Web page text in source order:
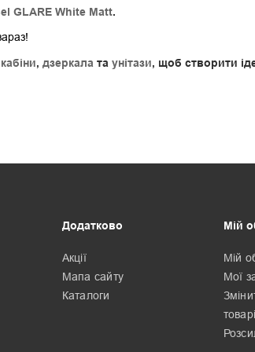
GLARE White Matt.
, дзеркала та унітази, щоб створити
Додатково
Акції
Мапа сайту
Каталоги
Мій
Мій
Мої